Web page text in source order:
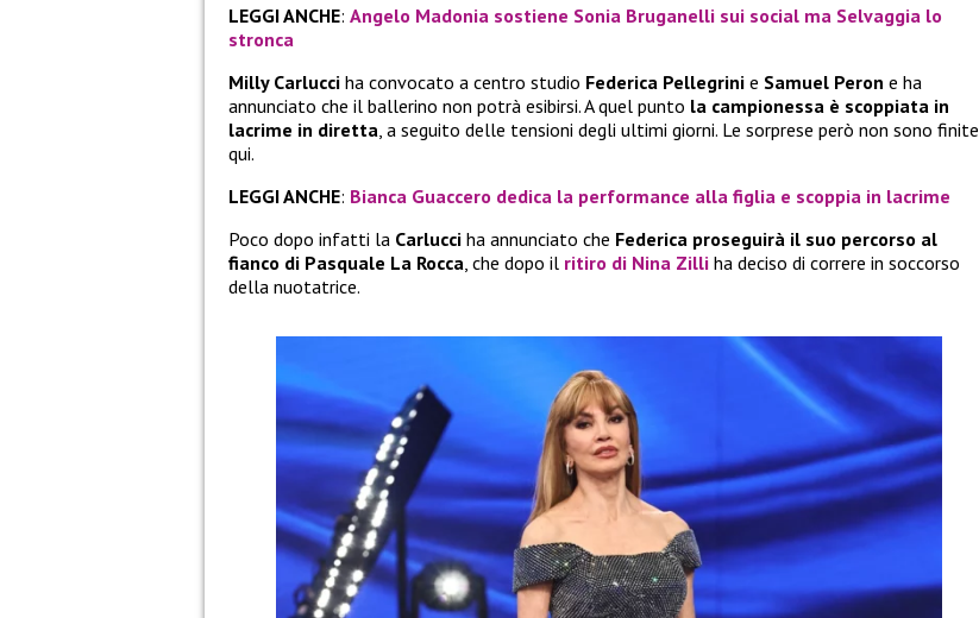
LEGGI ANCHE: Angelo Madonia sostiene Sonia Bruganelli sui social ma Selvaggia lo
stronca
Milly Carlucci ha convocato a centro studio Federica Pellegrini e Samuel Peron e ha
annunciato che il ballerino non potrà esibirsi. A quel punto la campionessa è scoppiata in
lacrime in diretta, a seguito delle tensioni degli ultimi giorni. Le sorprese però non sono finite
qui.
LEGGI ANCHE: Bianca Guaccero dedica la performance alla figlia e scoppia in lacrime
Poco dopo infatti la Carlucci ha annunciato che Federica proseguirà il suo percorso al
fianco di Pasquale La Rocca, che dopo il ritiro di Nina Zilli ha deciso di correre in soccorso
della nuotatrice.